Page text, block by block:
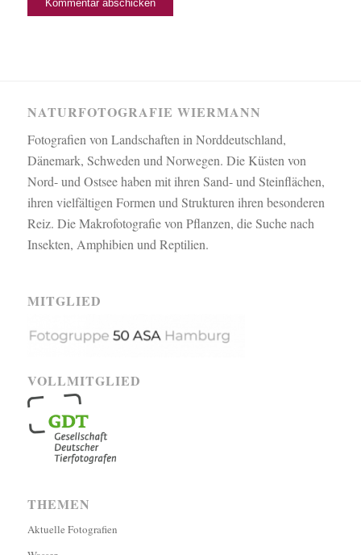
NATURFOTOGRAFIE WIERMANN
Fotografien von Landschaften in Norddeutschland,
Dänemark, Schweden und Norwegen. Die Küsten von
Nord- und Ostsee haben mit ihren Sand- und Steinflächen,
ihren vielfältigen Formen und Strukturen ihren besonderen
Reiz. Die Makrofotografie von Pflanzen, die Suche nach
Insekten, Amphibien und Reptilien.
MITGLIED
VOLLMITGLIED
THEMEN
Aktuelle Fotografien